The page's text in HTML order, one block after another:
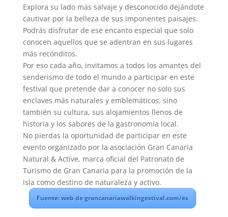
Explora su lado más salvaje y desconocido dejándote
cautivar por la belleza de sus imponentes paisajes.
Podrás disfrutar de ese encanto especial que solo
conocen aquellos que se adentran en sus lugares
más recónditos.
Por eso cada año, invitamos a todos los amantes del
senderismo de todo el mundo a participar en este
festival que pretende dar a conocer no solo sus
enclaves más naturales y emblemáticos, sino
también su cultura, sus alojamientos llenos de
historia y los sabores de la gastronomía local.
No pierdas la oportunidad de participar en este
evento organizado por la asociación Gran Canaria
Natural & Active, marca oficial del Patronato de
Turismo de Gran Canaria para la promoción de la
isla como destino de naturaleza y activo.
Fuente: web de grancanariawalkingestival.com/es